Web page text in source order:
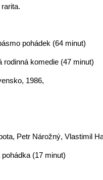
pohádek (64 minut)
komedie (47 minut)
1986,
Petr Nárožný, Vlastimil
(17 minut)